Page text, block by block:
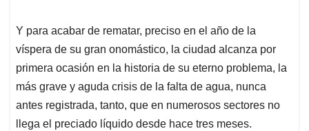
Y para acabar de rematar, preciso en el año de la
víspera de su gran onomástico, la ciudad alcanza por
primera ocasión en la historia de su eterno problema, la
más grave y aguda crisis de la falta de agua, nunca
antes registrada, tanto, que en numerosos sectores no
llega el preciado líquido desde hace tres meses.